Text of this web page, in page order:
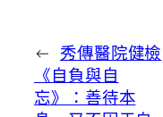
← 秀傳醫院健檢
《自負與自
忘》：善待本